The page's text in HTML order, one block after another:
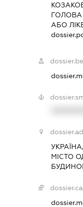
ГОЛОВА
АБО
МІСТО